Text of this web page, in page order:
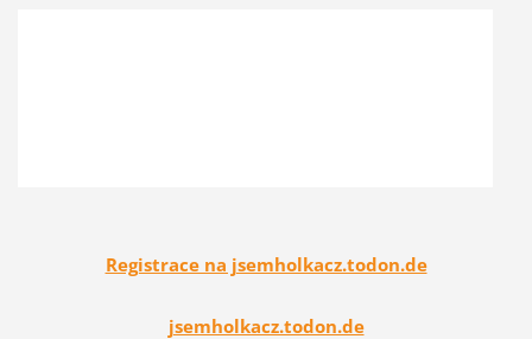
Registrace na jsemholkacz.todon.de
jsemholkacz.todon.de